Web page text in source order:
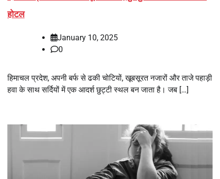
होटल
January 10, 2025
0
हिमाचल प्रदेश, अपनी बर्फ से ढकी चोटियों, खूबसूरत नजारों और ताजे पहाड़ी
हवा के साथ सर्दियों में एक आदर्श छुट्टी स्थल बन जाता है। जब […]